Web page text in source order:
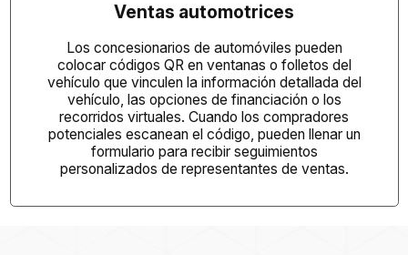
Ventas automotrices
Los concesionarios de automóviles pueden
colocar códigos QR en ventanas o folletos del
vehículo que vinculen la información detallada del
vehículo, las opciones de financiación o los
recorridos virtuales. Cuando los compradores
potenciales escanean el código, pueden llenar un
formulario para recibir seguimientos
personalizados de representantes de ventas.